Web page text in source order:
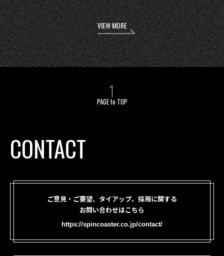
VIEW MORE
PAGE to TOP
CONTACT
ご意見・ご要望、タイアップ、採用に関する
お問い合わせはこちら
https://spincoaster.co.jp/contact/